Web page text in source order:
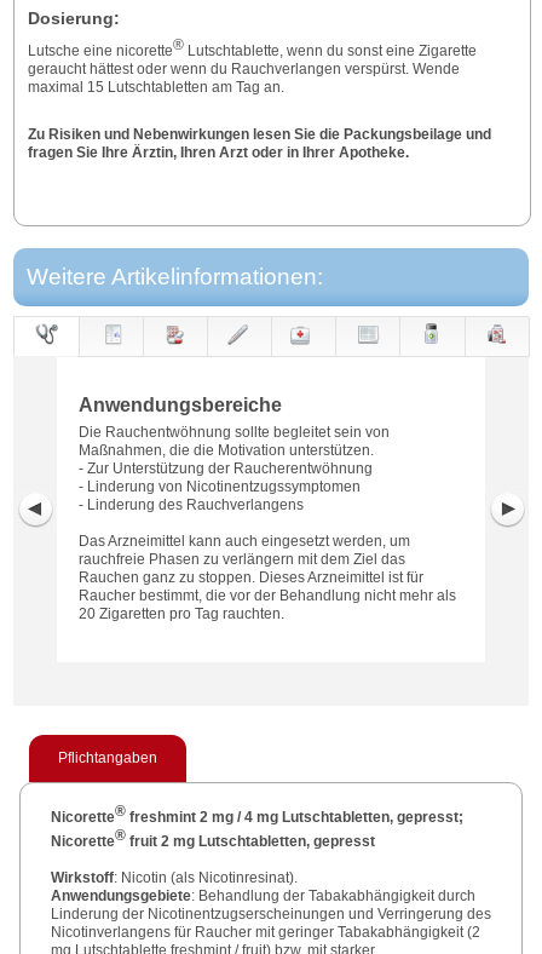
Dosierung:
Lutsche eine nicorette®Lutschtablette, wenn du sonst eine Zigarette
geraucht hättest oder wenn du Rauchverlangen verspürst. Wende
maximal 15 Lutschtabletten am Tag an.
Zu Risiken und Nebenwirkungen lesen Sie die Packungsbeilage und
fragen Sie Ihre Ärztin, Ihren Arzt oder in Ihrer Apotheke.
Weitere Artikelinformationen:
Anwendungsbereiche
Die Rauchentwöhnung sollte begleitet sein von
Maßnahmen, die die Motivation unterstützen.
- Zur Unterstützung der Raucherentwöhnung
- Linderung von Nicotinentzugssymptomen
- Linderung des Rauchverlangens
Das Arzneimittel kann auch eingesetzt werden, um
rauchfreie Phasen zu verlängern mit dem Ziel das
Rauchen ganz zu stoppen. Dieses Arzneimittel ist für
Raucher bestimmt, die vor der Behandlung nicht mehr als
20 Zigaretten pro Tag rauchten.
Pflichtangaben
Nicorette®freshmint 2 mg / 4 mg Lutschtabletten, gepresst;
Nicorette®fruit 2 mg Lutschtabletten, gepresst
Wirkstoff: Nicotin (als Nicotinresinat).
Anwendungsgebiete: Behandlung der Tabakabhängigkeit durch
Linderung der Nicotinentzugserscheinungen und Verringerung des
Nicotinverlangens für Raucher mit geringer Tabakabhängigkeit (2